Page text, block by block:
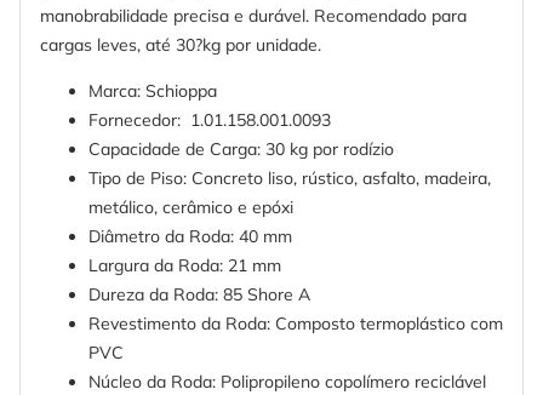
manobrabilidade precisa e durável. Recomendado para
cargas leves, até 30?kg por unidade.
Marca: Schioppa
Fornecedor: 1.01.158.001.0093
Capacidade de Carga: 30 kg por rodízio
Tipo de Piso: Concreto liso, rústico, asfalto, madeira,
metálico, cerâmico e epóxi
Diâmetro da Roda: 40 mm
Largura da Roda: 21 mm
Dureza da Roda: 85 Shore A
Revestimento da Roda: Composto termoplástico com
PVC
Núcleo da Roda: Polipropileno copolímero reciclável